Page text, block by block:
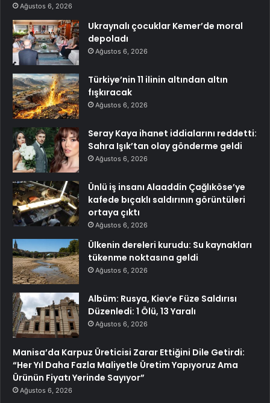
Ağustos 6, 2026
Ukraynalı çocuklar Kemer’de moral
depoladı
Ağustos 6, 2026
Türkiye’nin 11 ilinin altından altın
fışkıracak
Ağustos 6, 2026
Seray Kaya ihanet iddialarını reddetti:
Sahra Işık’tan olay gönderme geldi
Ağustos 6, 2026
Ünlü iş insanı Alaaddin Çağlıköse’ye
kafede bıçaklı saldırının görüntüleri
ortaya çıktı
Ağustos 6, 2026
Ülkenin dereleri kurudu: Su kaynakları
tükenme noktasına geldi
Ağustos 6, 2026
Albüm: Rusya, Kiev’e Füze Saldırısı
Düzenledi: 1 Ölü, 13 Yaralı
Ağustos 6, 2026
Manisa’da Karpuz Üreticisi Zarar Ettiğini Dile Getirdi:
“Her Yıl Daha Fazla Maliyetle Üretim Yapıyoruz Ama
Ürünün Fiyatı Yerinde Sayıyor”
Ağustos 6, 2026